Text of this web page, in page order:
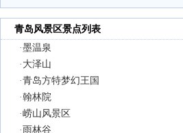
青岛风景区景点列表
·墨温泉
· 大泽山
·青岛方特梦幻王国
·翰林院
·崂山风景区
· 雨林谷